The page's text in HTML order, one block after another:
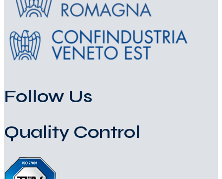
Follow Us
Quality Control